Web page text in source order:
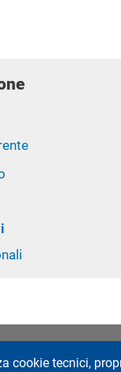
cookie tecnici,